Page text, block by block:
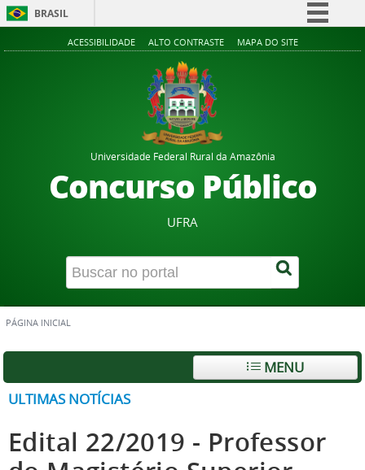
BRASIL
Simplifique!
Acesso à informação
ACESSIBILIDADE ALTO CONTRASTE MAPA DO SITE
Universidade Federal Rural da Amazônia
Concurso Público
UFRA
PÁGINA INICIAL
MENU
ULTIMAS NOTÍCIAS
Edital 22/2019 - Professor